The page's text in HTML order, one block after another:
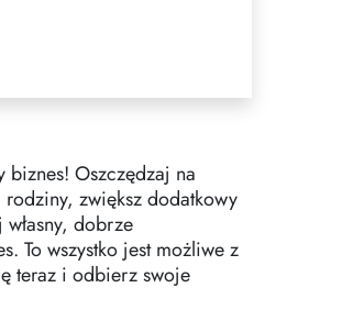
biznes! Oszczędzaj na
rodziny, zwiększ dodatkowy
dobrze
To wszystko jest możliwe z
teraz i odbierz swoje